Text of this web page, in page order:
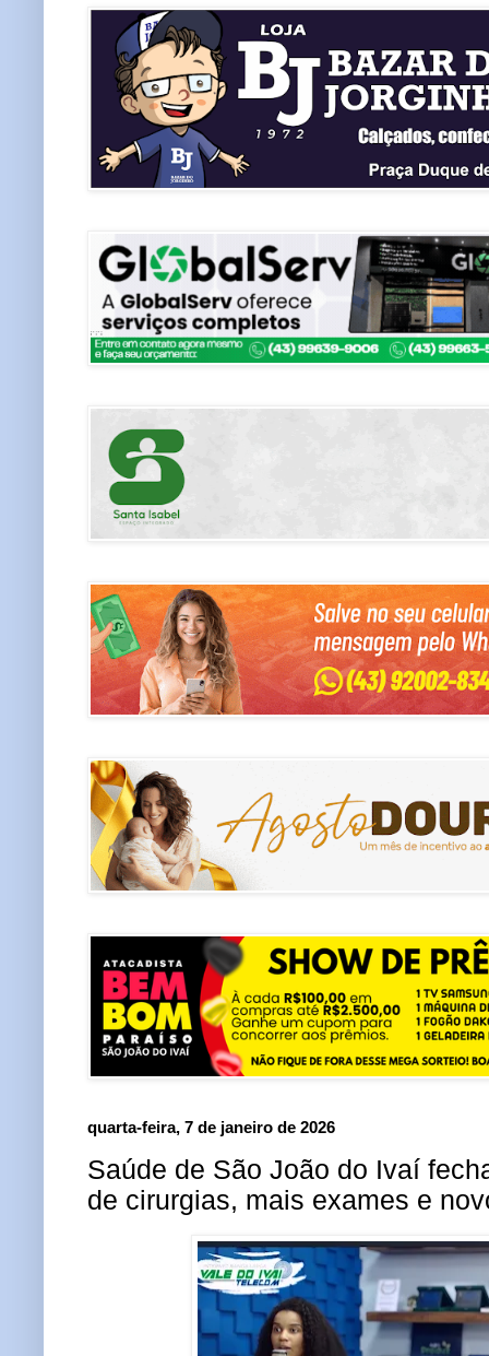
quarta-feira, 7 de janeiro de 2026
Saúde de São João do Ivaí
de cirurgias, mais exames e